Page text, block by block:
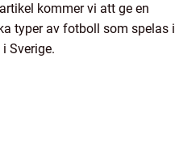
kommer vi att ge en
typer av fotboll som spelas i
Sverige.